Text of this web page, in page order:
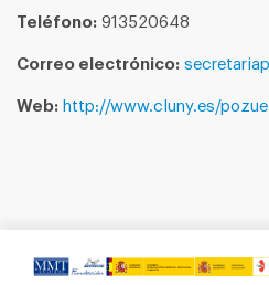
Teléfono: 913520648
Correo electrónico:
Web: http://www.cluny.es/